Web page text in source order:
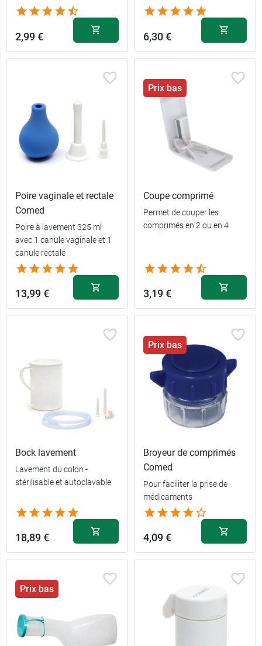
2,99 € 6,30 €
Poire vaginale et rectale
Comed
Poire à lavement 325 ml
avec 1 canule vaginale et 1
canule rectale
13,99 €
Prix bas
Coupe comprimé
Permet de couper les
comprimés en 2 ou en 4
3,19 €
Bock lavement
Lavement du colon -
stérilisable et autoclavable
18,89 €
Prix bas
Broyeur de comprimés
Comed
Pour faciliter la prise de
médicaments
4,09 €
Prix bas